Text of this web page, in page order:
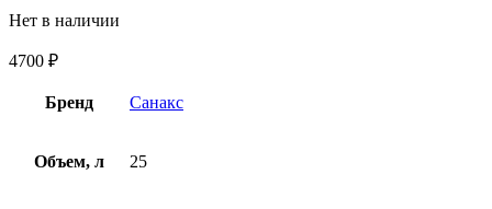
Нет в наличии
4700 ₽
Бренд Санакс
Объем, л 25